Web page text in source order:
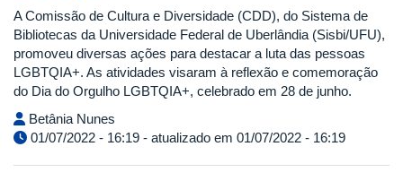
A Comissão de Cultura e Diversidade (CDD), do Sistema de
Bibliotecas da Universidade Federal de Uberlândia (Sisbi/UFU),
promoveu diversas ações para destacar a luta das pessoas
LGBTQIA+. As atividades visaram à reflexão e comemoração
do Dia do Orgulho LGBTQIA+, celebrado em 28 de junho.
Betânia Nunes
01/07/2022 - 16:19 - atualizado em 01/07/2022 - 16:19